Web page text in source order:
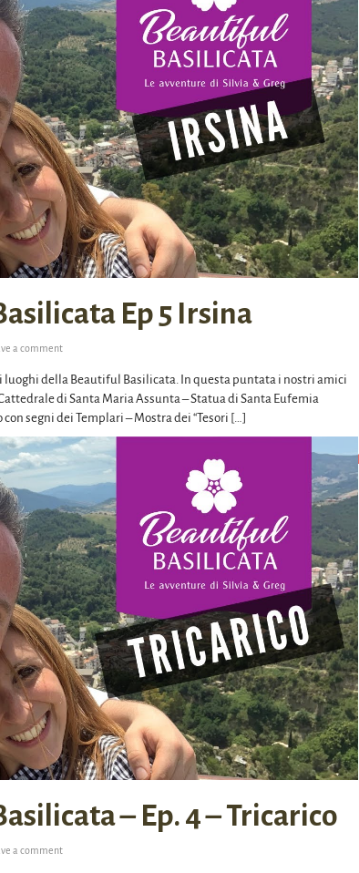
Ep 5 Irsina
a comment
luoghi della Beautiful Basilicata. In questa puntata i nostri amici
di Santa Maria Assunta – Statua di Santa Eufemia
segni dei Templari – Mostra dei “Tesori […]
– Ep. 4 – Tricarico
a comment